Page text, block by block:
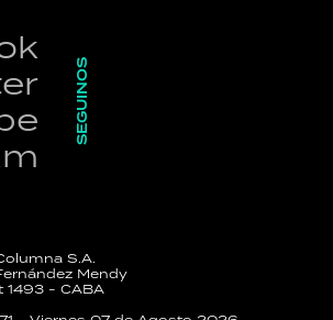
SEGUINOS
S.A.
Mendy
1493 - CABA